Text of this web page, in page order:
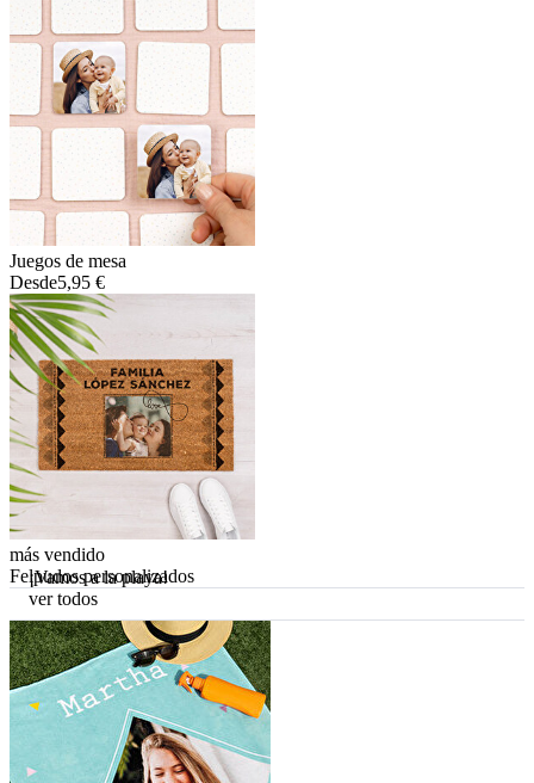
Juegos de mesa
Desde5,95 €
más vendido
Felpudos personalizados
¡Vamos a la playa!
ver todos